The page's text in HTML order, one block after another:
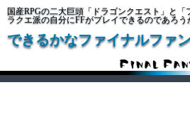
国産RPGの二大巨頭「ドラゴンクエスト」と
ラクエ派の自分にFFがプレイできるのであろう
できるかなファイナルファ